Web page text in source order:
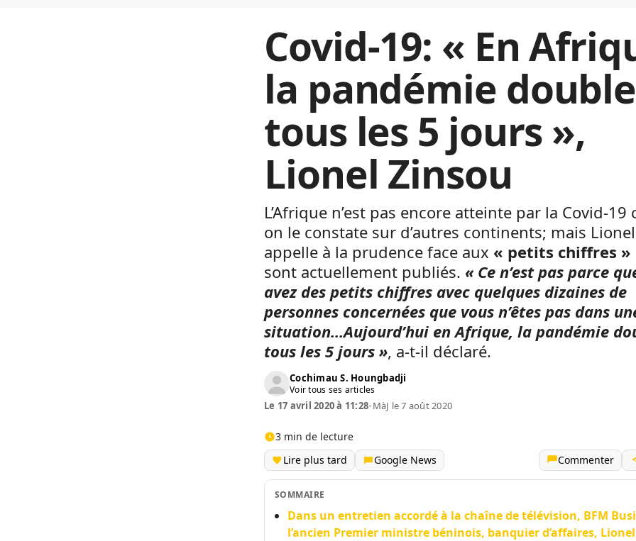
Covid-19: « En
la pandémie double
tous les 5 jours »,
Lionel Zinsou
L’Afrique n’est pas encore atteinte par la Covid-19
on le constate sur d’autres continents; mais
appelle à la prudence face aux « petits chiffres »
sont actuellement publiés. « Ce n’est pas parce
avez des petits chiffres avec quelques dizaines de
personnes concernées que vous n’êtes pas dans
situation…Aujourd’hui en Afrique, la pandémie
tous les 5 jours », a-t-il déclaré.
Cochimau S. Houngbadji
Voir tous ses articles
Le 17 avril 2020 à 11:28•MàJ le 7 août 2020
3 min de lecture
Lire plus tard
Google News Commenter
SOMMAIRE
Dans un entretien accordé à la chaîne de télévision, BFM
l’ancien Premier ministre béninois, banquier d’affaires, Lionel